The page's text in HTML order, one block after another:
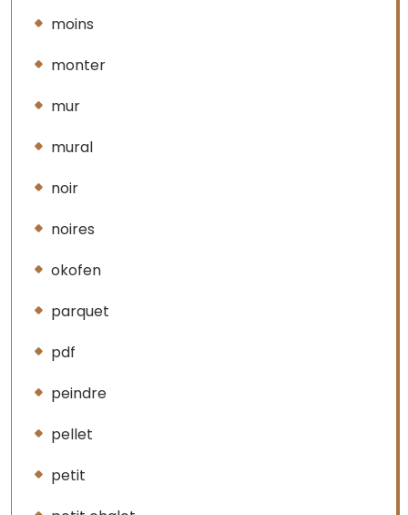
moins
monter
mur
mural
noir
noires
okofen
parquet
pdf
peindre
pellet
petit